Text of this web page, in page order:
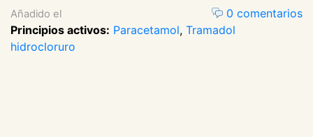
0 comentarios
Añadido el
Principios activos: Paracetamol, Tramadol
hidrocloruro